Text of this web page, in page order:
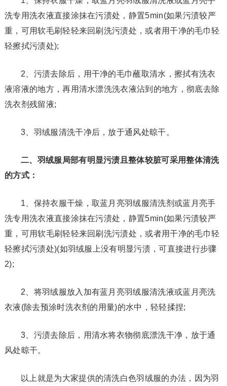
洗专用洗衣液直接涂抹在污渍处，静置5min(如果污渍较严
重，可用软毛刷轻轻来回刷洗污渍处，或者用干净的毛巾轻
轻擦拭污渍处);
2、污渍去除后，用干净的毛巾蘸取清水，擦拭有洗衣
液溶液的地方，再用清水漂洗洗衣液沾到的地方，彻底去除
洗衣剂残留液;
3、羽绒服清洗干净后，放于通风处晾干。
二、羽绒服局部有明显污渍且整体较脏可采用整体清洗
的方式：
1、保持衣服干燥，取蓝月亮羽绒服清洗剂或蓝月亮手
洗专用洗衣液直接涂抹在污渍处，静置5min(如果污渍较严
重，可用软毛刷轻轻来回刷洗污渍处，或者用干净的毛巾轻
轻擦拭污渍处)(如羽绒服上没有明显污渍，可直接进行步骤
2);
2、将羽绒服放入加有蓝月亮羽绒服清洗液或蓝月亮洗
衣液(除去预涂时洗衣剂的用量)的水中，轻轻揉捏;
3、污渍去除后，用清水将衣物彻底漂洗干净，放于通
风处晾干。
以上就是为大家提供的清洗白色羽绒服的办法，因为羽